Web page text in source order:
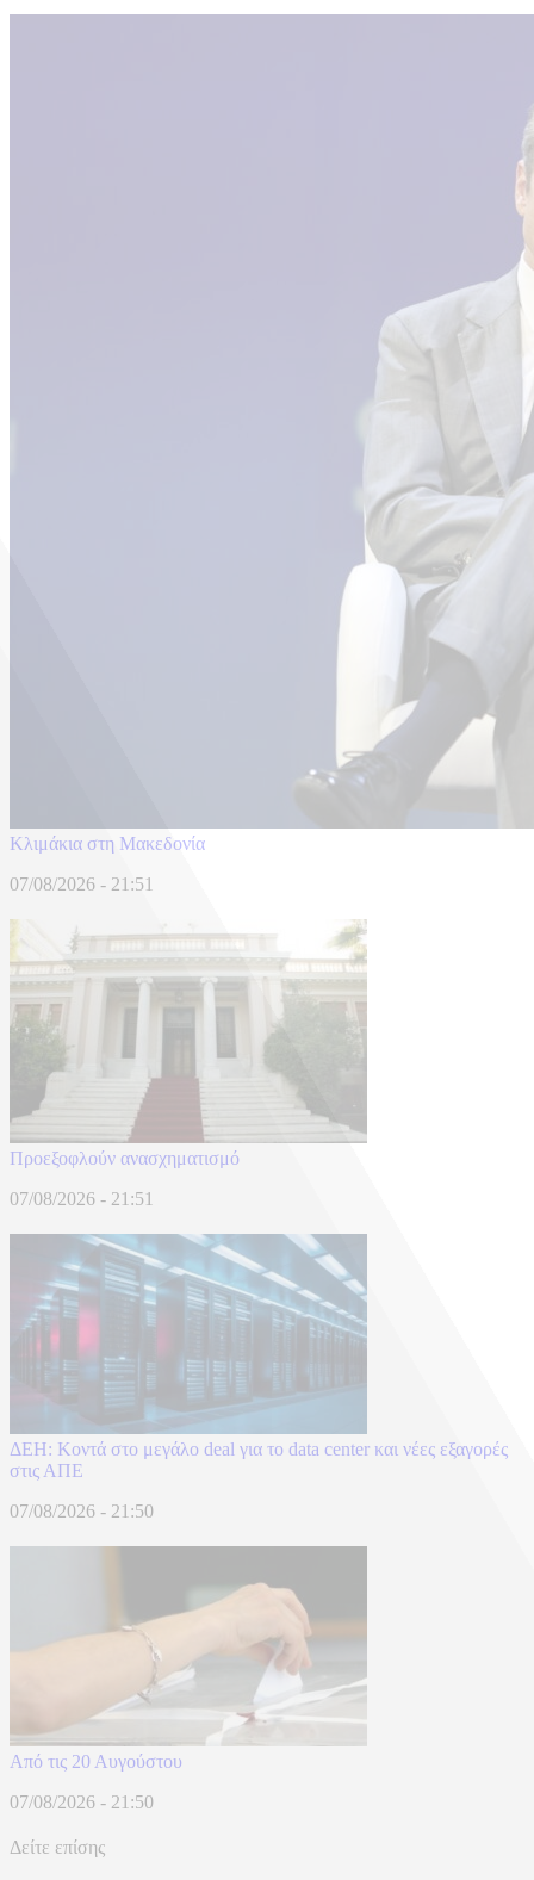
Κλιμάκια στη Μακεδονία
07/08/2026 - 21:51
Προεξοφλούν ανασχηματισμό
07/08/2026 - 21:51
ΔΕΗ: Κοντά στο μεγάλο deal για το data center και νέες εξαγορές
στις ΑΠΕ
07/08/2026 - 21:50
Από τις 20 Αυγούστου
07/08/2026 - 21:50
Δείτε επίσης